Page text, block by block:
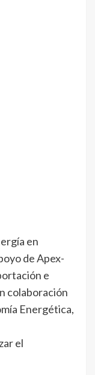
en
de Apex-
e
colaboración
Energética,
el